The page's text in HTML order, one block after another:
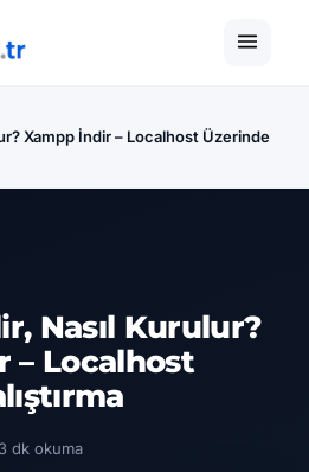
Xampp İndir – Localhost Üzerinde
Nasıl Kurulur?
– Localhost
3 dk okuma